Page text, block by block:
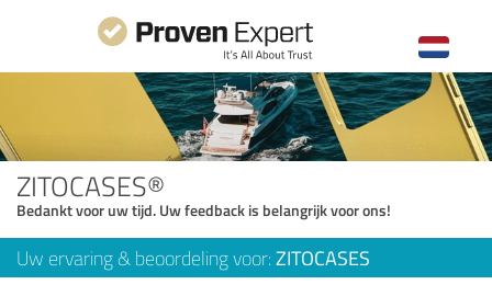
ZITOCASES®
Bedankt voor uw tijd. Uw feedback is belangrijk voor ons!
Uw ervaring & beoordeling voor: ZITOCASES